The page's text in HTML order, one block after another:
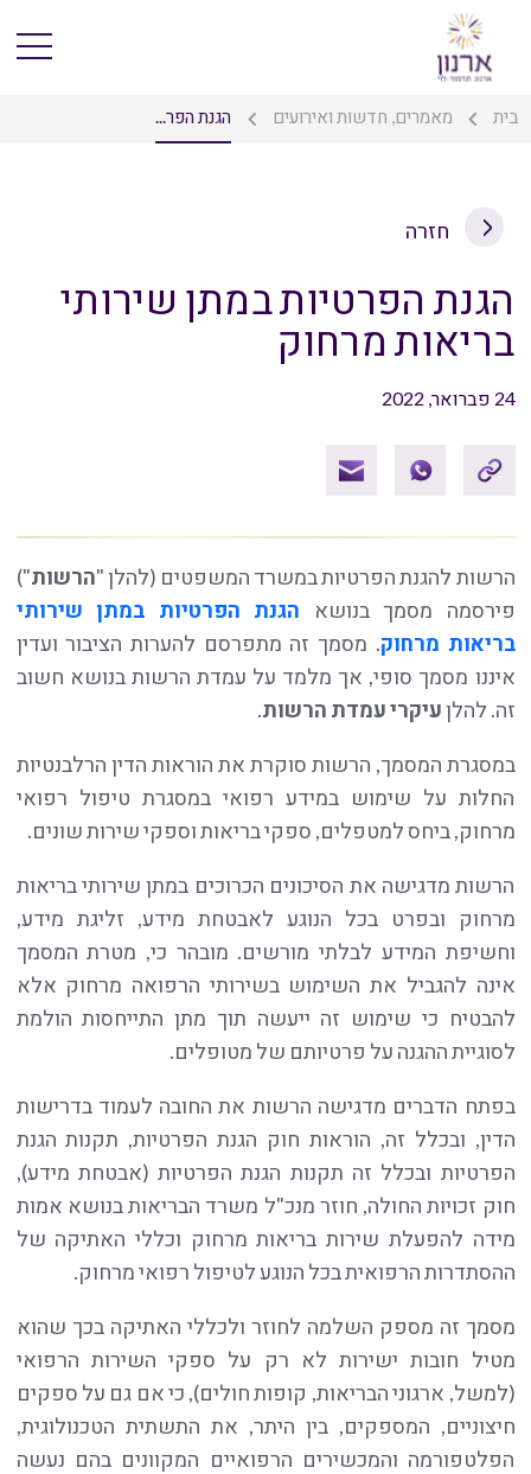
בית מאמרים, חדשות ואירועים הגנת הפר...
חזרה
הגנת הפרטיות במתן שירותי
בריאות מרחוק
24 פברואר, 2022
הרשות להגנת הפרטיות במשרד המשפטים (להלן "הרשות")
פירסמה מסמך בנושא הגנת הפרטיות במתן שירותי
בריאות מרחוק. מסמך זה מתפרסם להערות הציבור ועדין
איננו מסמך סופי, אך מלמד על עמדת הרשות בנושא חשוב
זה. להלןעיקרי עמדת הרשות.
במסגרת המסמך, הרשות סוקרת את הוראות הדין הרלבנטיות
החלות על שימוש במידע רפואי במסגרת טיפול רפואי
מרחוק, ביחס למטפלים, ספקי בריאות וספקי שירות שונים.
הרשות מדגישה את הסיכונים הכרוכים במתן שירותי בריאות
מרחוק ובפרט בכל הנוגע לאבטחת מידע, זליגת מידע,
וחשיפת המידע לבלתי מורשים. מובהר כי, מטרת המסמך
אינה להגביל את השימוש בשירותי הרפואה מרחוק אלא
להבטיח כי שימוש זה ייעשה תוך מתן התייחסות הולמת
לסוגיית ההגנה על פרטיותם של מטופלים.
בפתח הדברים מדגישה הרשות את החובה לעמוד בדרישות
הדין, ובכלל זה, הוראות חוק הגנת הפרטיות, תקנות הגנת
הפרטיות ובכלל זה תקנות הגנת הפרטיות (אבטחת מידע),
חוק זכויות החולה, חוזר מנכ"ל משרד הבריאות בנושא אמות
מידה להפעלת שירות בריאות מרחוק וכללי האתיקה של
ההסתדרות הרפואית בכל הנוגע לטיפול רפואי מרחוק.
מסמך זה מספק השלמה לחוזר ולכללי האתיקה בכך שהוא
מטיל חובות ישירות לא רק על ספקי השירות הרפואי
(למשל, ארגוני הבריאות, קופות חולים), כי אם גם על ספקים
חיצוניים, המספקים, בין היתר, את התשתית הטכנולוגית,
הפלטפורמה והמכשירים הרפואיים המקוונים בהם נעשה